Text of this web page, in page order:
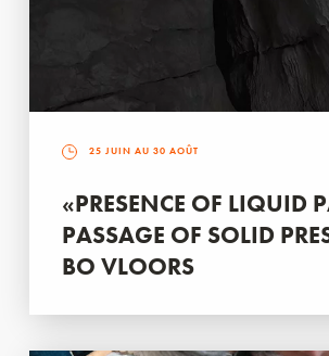
25 JUIN AU 30 AOÛT
«PRESENCE OF LIQUID
PASSAGE OF SOLID
BO VLOORS